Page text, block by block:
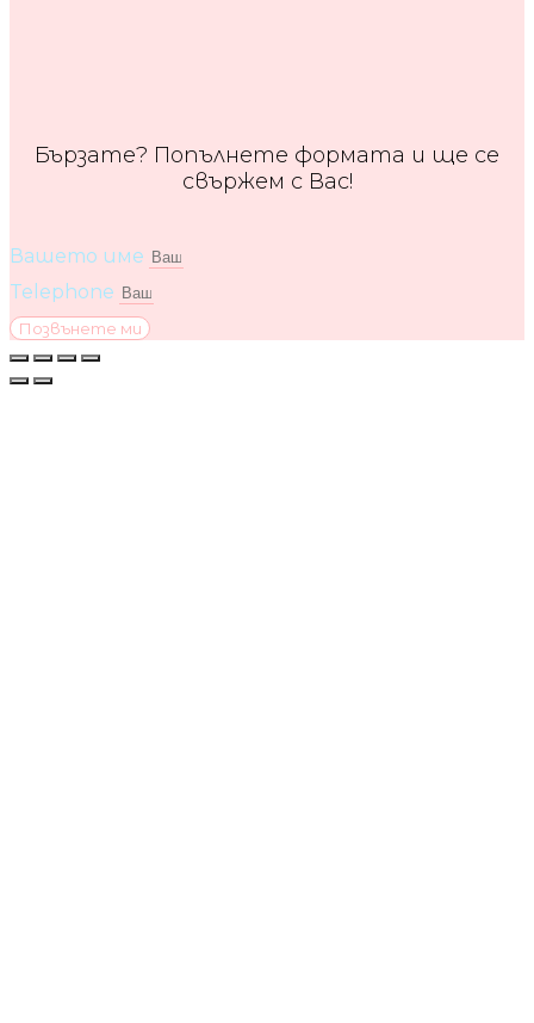
Бързате? Попълнете формата и ще се
свържем с Вас!
Вашето име
Telephone
Позвънете ми